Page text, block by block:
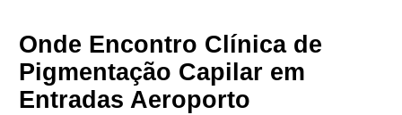
Onde Encontro Clínica de
Pigmentação Capilar em
Entradas Aeroporto